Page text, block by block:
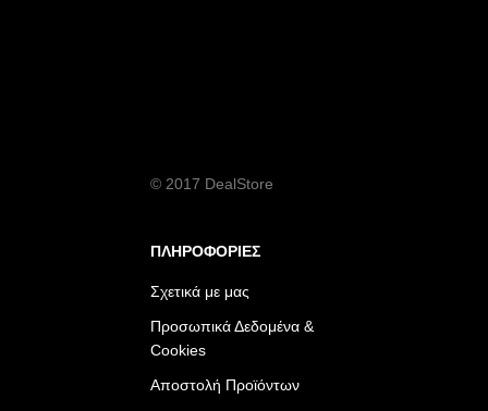
© 2017 DealStore
ΠΛΗΡΟΦΟΡΙΕΣ
Σχετικά με μας
Προσωπικά Δεδομένα &
Cookies
Αποστολή Προϊόντων